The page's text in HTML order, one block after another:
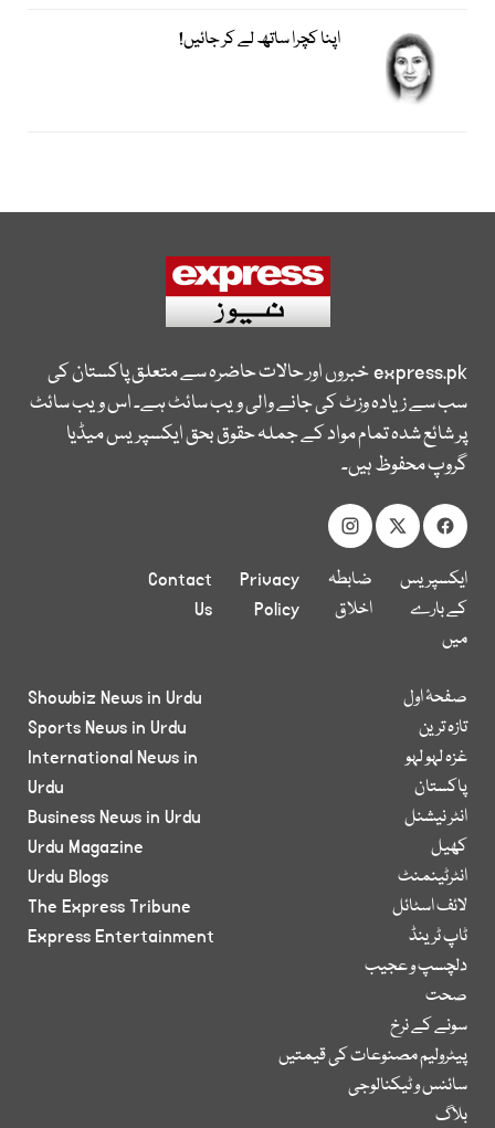
اپنا کچرا ساتھ لے کر جائیں!
express.pkخبروں اور حالات حاضرہ سے متعلق پاکستان کی
سب سے زیادہ وزٹ کی جانے والی ویب سائٹ ہے۔ اس ویب سائٹ
پر شائع شدہ تمام مواد کے جملہ حقوق بحق ایکسپریس میڈیا
گروپ محفوظ ہیں۔
ایکسپریس
کے بارے
میں
ضابطہ
اخلاق
Privacy
Policy
Contact
Us
صفحۂ اول
تازہ ترین
غزہ لہو لہو
پاکستان
انٹر نیشنل
کھیل
انٹرٹینمنٹ
لائف اسٹائل
ٹاپ ٹرینڈ
دلچسپ و عجیب
صحت
سونے کے نرخ
پیٹرولیم مصنوعات کی قیمتیں
سائنس و ٹیکنالوجی
بلاگ
Showbiz News in Urdu
Sports News in Urdu
International News in
Urdu
Business News in Urdu
Urdu Magazine
Urdu Blogs
The Express Tribune
Express Entertainment